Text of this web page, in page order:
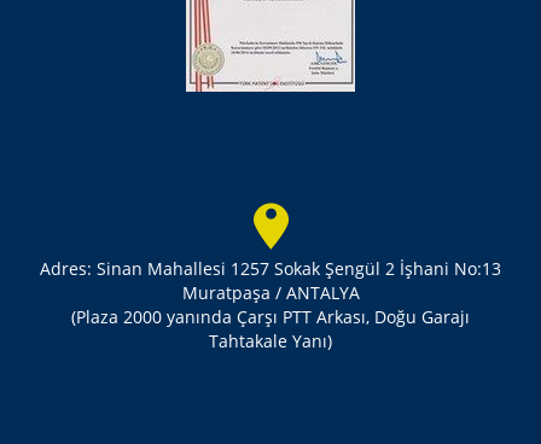
Adres: Sinan Mahallesi 1257 Sokak Şengül 2 İşhani No:13
Muratpaşa / ANTALYA
(Plaza 2000 yanında Çarşı PTT Arkası, Doğu Garajı
Tahtakale Yanı)